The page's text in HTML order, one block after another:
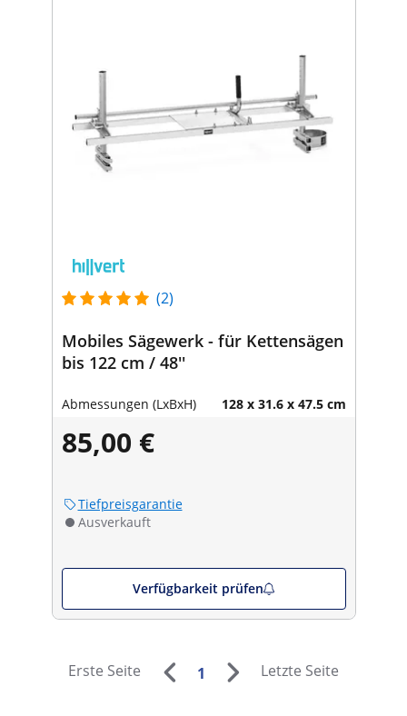
(2)
Mobiles Sägewerk - für Kettensägen
bis 122 cm / 48''
Abmessungen (LxBxH) 128 x 31.6 x 47.5 cm
85,00 €
Tiefpreisgarantie
Ausverkauft
Verfügbarkeit prüfen
Erste Seite 1 Letzte Seite